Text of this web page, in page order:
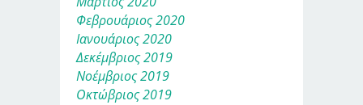
Φεβρουάριος 2020
Ιανουάριος 2020
Δεκέμβριος 2019
Νοέμβριος 2019
Οκτώβριος 2019